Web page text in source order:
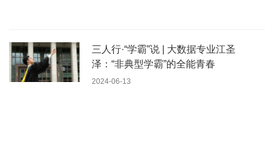
三人行·“学霸”说 | 大数据专业江圣
泽：“非典型学霸”的全能青春
2024-06-13